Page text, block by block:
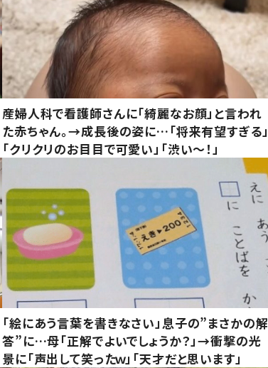
産婦人科で看護師さんに「綺麗なお顔」と言われ
た赤ちゃん。→成長後の姿に…「将来有望すぎる」
「クリクリのお目目で可愛い」「渋い～！」
「絵にあう言葉を書きなさい」息子の”まさかの解
答”に…母「正解でよいでしょうか？」→衝撃の光
景に「声出して笑ったｗ」「天才だと思います」